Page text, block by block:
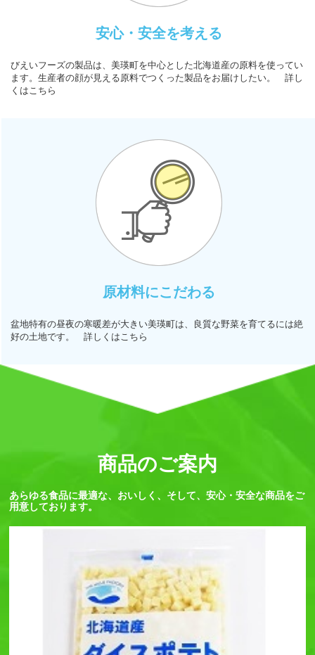
安心・安全を考える
びえいフーズの製品は、美瑛町を中心とした北海道産の原料を使ってい
ます。生産者の顔が見える原料でつくった製品をお届けしたい。 詳し
くはこちら
原材料にこだわる
盆地特有の昼夜の寒暖差が大きい美瑛町は、良質な野菜を育てるには絶
好の土地です。 詳しくはこちら
商品のご案内
あらゆる食品に最適な、おいしく、そして、安心・安全な商品をご
用意しております。